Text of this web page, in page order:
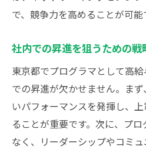
で、競争力を高めることが可能
社内での昇進を狙うための戦
東京都でプログラマとして高
での昇進が欠かせません。ま
いパフォーマンスを発揮し、
ることが重要です。次に、プ
なく、リーダーシップやコミ